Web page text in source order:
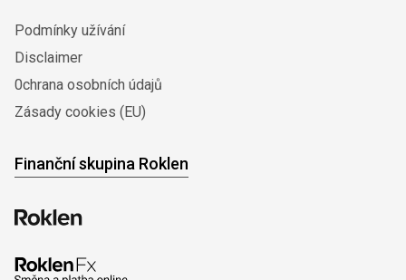
Podmínky užívání
Disclaimer
0chrana osobních údajů
Zásady cookies (EU)
Finanční skupina Roklen